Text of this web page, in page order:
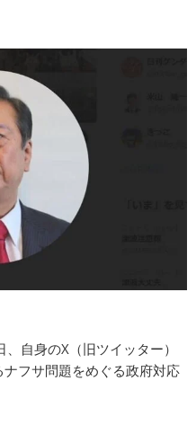
自身のX（旧ツイッター）
フサ問題をめぐる政府対応